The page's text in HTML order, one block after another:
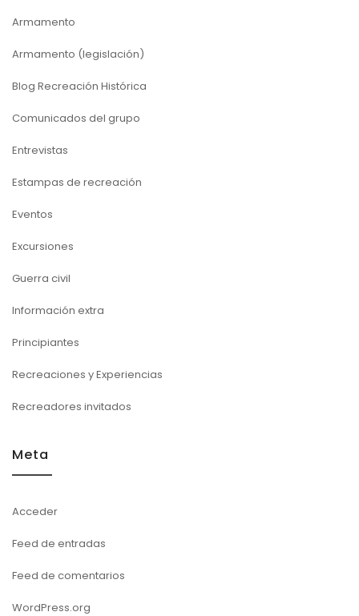
Armamento
Armamento (legislación)
Blog Recreación Histórica
Comunicados del grupo
Entrevistas
Estampas de recreación
Eventos
Excursiones
Guerra civil
Información extra
Principiantes
Recreaciones y Experiencias
Recreadores invitados
Meta
Acceder
Feed de entradas
Feed de comentarios
WordPress.org